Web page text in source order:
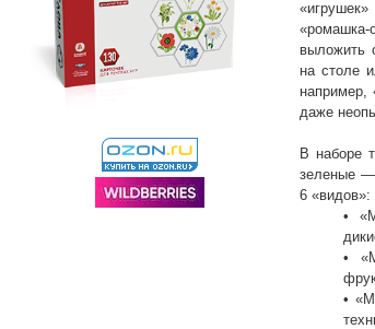
выложить
на столе
например,
даже
В наборе
зеленые
6 «видов»:
•
•
•